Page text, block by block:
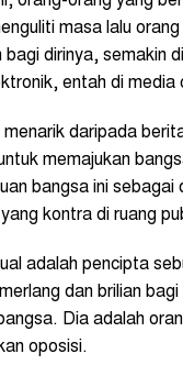
masa lalu
dirinya, semakin
entah di media
menarik daripada
memajukan
bangsa ini
kontra di ruang
adalah pencipta
dan brilian
Dia adalah
oposisi.